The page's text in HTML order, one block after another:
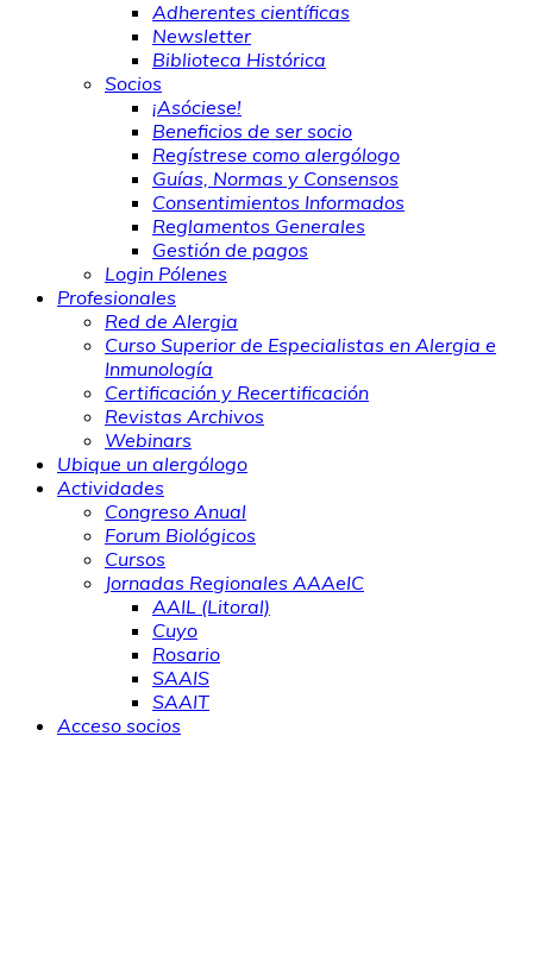
Adherentes científicas
Newsletter
Biblioteca Histórica
Socios
¡Asóciese!
Beneficios de ser socio
Regístrese como alergólogo
Guías, Normas y Consensos
Consentimientos Informados
Reglamentos Generales
Gestión de pagos
Login Pólenes
Profesionales
Red de Alergia
Curso Superior de Especialistas en Alergia e
Inmunología
Certificación y Recertificación
Revistas Archivos
Webinars
Ubique un alergólogo
Actividades
Congreso Anual
Forum Biológicos
Cursos
Jornadas Regionales AAAeIC
AAIL (Litoral)
Cuyo
Rosario
SAAIS
SAAIT
Acceso socios